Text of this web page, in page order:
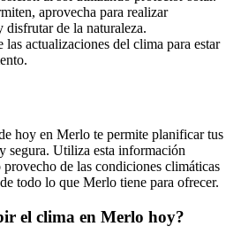
aprovecha para realizar
de la naturaleza.
actualizaciones del clima para estar
hoy en Merlo te permite planificar tus
segura. Utiliza esta información
de las condiciones climáticas
todo lo que Merlo tiene para ofrecer.
el clima en Merlo hoy?